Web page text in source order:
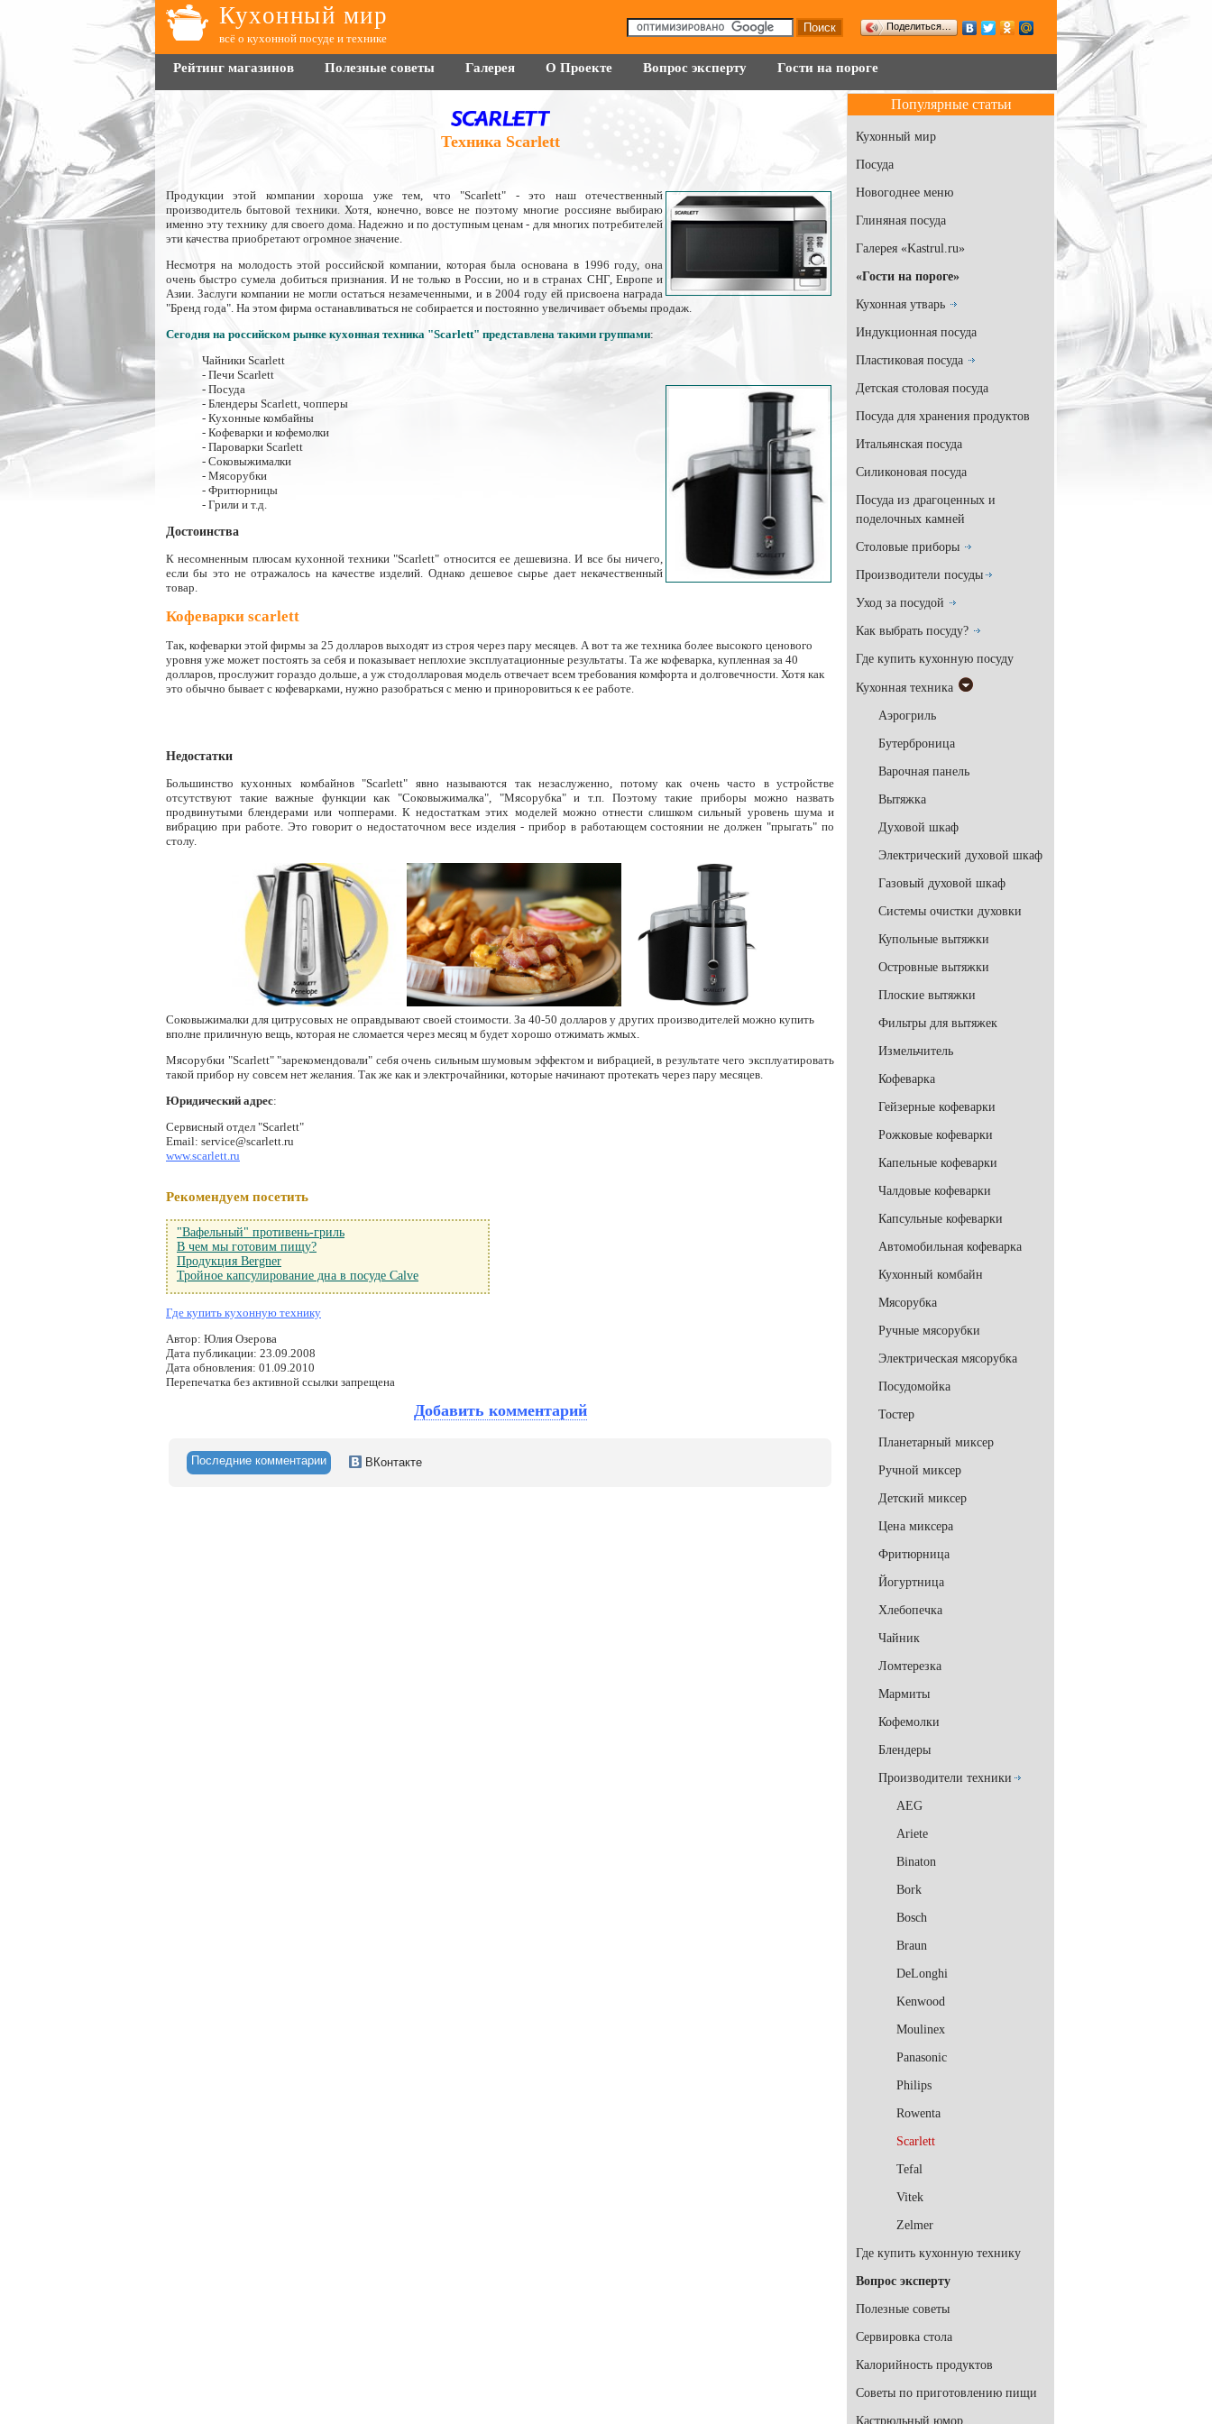
Кухонный мир
всё о кухонной посуде и технике
Поделиться…
Рейтинг магазинов Полезные советы Галерея О Проекте Вопрос эксперту Гости на пороге
Техника Scarlett
Продукции этой компании хороша уже тем, что "Scarlett" - это наш отечественный
производитель бытовой техники. Хотя, конечно, вовсе не поэтому многие россияне выбираю
именно эту технику для своего дома. Надежно и по доступным ценам - для многих потребителей
эти качества приобретают огромное значение.
Несмотря на молодость этой российской компании, которая была основана в 1996 году, она
очень быстро сумела добиться признания. И не только в России, но и в странах СНГ, Европе и
Азии. Заслуги компании не могли остаться незамеченными, и в 2004 году ей присвоена награда
"Бренд года". На этом фирма останавливаться не собирается и постоянно увеличивает объемы продаж.
Сегодня на российском рынке кухонная техника "Scarlett" представлена такими группами:
Чайники Scarlett
- Печи Scarlett
- Посуда
- Блендеры Scarlett, чопперы
- Кухонные комбайны
- Кофеварки и кофемолки
- Пароварки Scarlett
- Соковыжималки
- Мясорубки
- Фритюрницы
- Грили и т.д.
Достоинства
К несомненным плюсам кухонной техники "Scarlett" относится ее дешевизна. И все бы ничего,
если бы это не отражалось на качестве изделий. Однако дешевое сырье дает некачественный
товар.
Кофеварки scarlett
Так, кофеварки этой фирмы за 25 долларов выходят из строя через пару месяцев. А вот та же техника более высокого ценового
уровня уже может постоять за себя и показывает неплохие эксплуатационные результаты. Та же кофеварка, купленная за 40
долларов, прослужит гораздо дольше, а уж стодолларовая модель отвечает всем требования комфорта и долговечности. Хотя как
это обычно бывает с кофеварками, нужно разобраться с меню и приноровиться к ее работе.
Недостатки
Большинство кухонных комбайнов "Scarlett" явно называются так незаслуженно, потому как очень часто в устройстве
отсутствуют такие важные функции как "Соковыжималка", "Мясорубка" и т.п. Поэтому такие приборы можно назвать
продвинутыми блендерами или чопперами. К недостаткам этих моделей можно отнести слишком сильный уровень шума и
вибрацию при работе. Это говорит о недостаточном весе изделия - прибор в работающем состоянии не должен "прыгать" по
столу.
Соковыжималки для цитрусовых не оправдывают своей стоимости. За 40-50 долларов у других производителей можно купить
вполне приличную вещь, которая не сломается через месяц м будет хорошо отжимать жмых.
Мясорубки "Scarlett" "зарекомендовали" себя очень сильным шумовым эффектом и вибрацией, в результате чего эксплуатировать
такой прибор ну совсем нет желания. Так же как и электрочайники, которые начинают протекать через пару месяцев.
Юридический адрес:
Сервисный отдел "Scarlett"
Email: service@scarlett.ru
www.scarlett.ru
Рекомендуем посетить
"Вафельный" противень-гриль
В чем мы готовим пищу?
Продукция Bergner
Тройное капсулирование дна в посуде Calve
Где купить кухонную технику
Автор: Юлия Озерова
Дата публикации: 23.09.2008
Дата обновления: 01.09.2010
Перепечатка без активной ссылки запрещена
Добавить комментарий
Последние комментарии ВКонтакте
Популярные статьи
Кухонный мир
Посуда
Новогоднее меню
Глиняная посуда
Галерея «Kastrul.ru»
«Гости на пороге»
Кухонная утварь
Индукционная посуда
Пластиковая посуда
Детская столовая посуда
Посуда для хранения продуктов
Итальянская посуда
Силиконовая посуда
Посуда из драгоценных и
поделочных камней
Столовые приборы
Производители посуды
Уход за посудой
Как выбрать посуду?
Где купить кухонную посуду
Кухонная техника
Аэрогриль
Бутерброница
Варочная панель
Вытяжка
Духовой шкаф
Электрический духовой шкаф
Газовый духовой шкаф
Системы очистки духовки
Купольные вытяжки
Островные вытяжки
Плоские вытяжки
Фильтры для вытяжек
Измельчитель
Кофеварка
Гейзерные кофеварки
Рожковые кофеварки
Капельные кофеварки
Чалдовые кофеварки
Капсульные кофеварки
Автомобильная кофеварка
Кухонный комбайн
Мясорубка
Ручные мясорубки
Электрическая мясорубка
Посудомойка
Тостер
Планетарный миксер
Ручной миксер
Детский миксер
Цена миксера
Фритюрница
Йогуртница
Хлебопечка
Чайник
Ломтерезка
Мармиты
Кофемолки
Блендеры
Производители техники
AEG
Ariete
Binaton
Bork
Bosch
Braun
DeLonghi
Kenwood
Moulinex
Panasonic
Philips
Rowenta
Scarlett
Tefal
Vitek
Zelmer
Где купить кухонную технику
Вопрос эксперту
Полезные советы
Сервировка стола
Калорийность продуктов
Советы по приготовлению пищи
Кастрюльный юмор